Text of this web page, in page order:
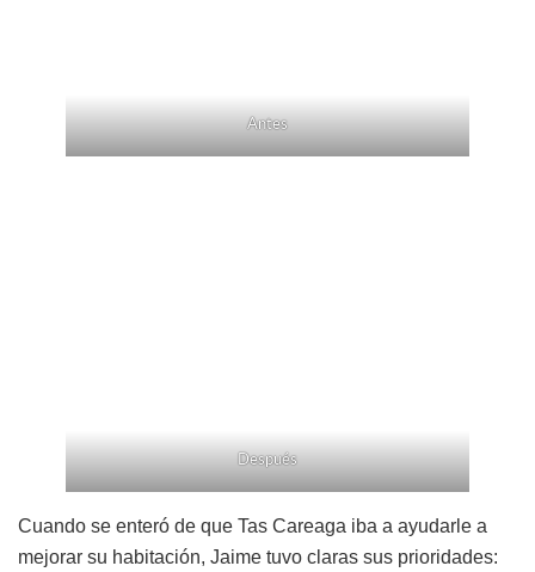
Antes
Después
Cuando se enteró de que Tas Careaga iba a ayudarle a
mejorar su habitación, Jaime tuvo claras sus prioridades: